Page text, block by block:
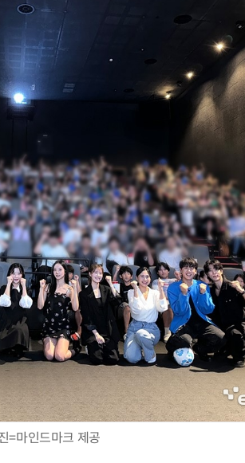
=마인드마크 제공